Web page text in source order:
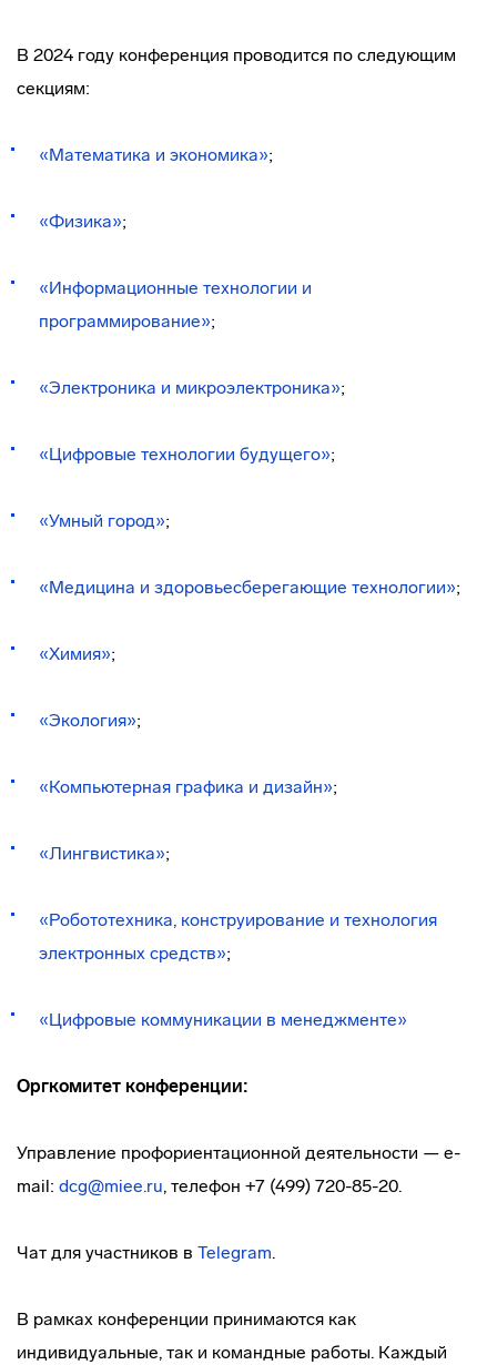
В 2024 году конференция проводится по следующим
секциям:
«Математика и экономика»;
«Физика»;
«Информационные технологии и
программирование»;
«Электроника и микроэлектроника»;
«Цифровые технологии будущего»;
«Умный город»;
«Медицина и здоровьесберегающие технологии»;
«Химия»;
«Экология»;
«Компьютерная графика и дизайн»;
«Лингвистика»;
«Робототехника, конструирование и технология
электронных средств»;
«Цифровые коммуникации в менеджменте»
Оргкомитет конференции:
Управление профориентационной деятельности — e-
mail: dcg@miee.ru, телефон +7 (499) 720-85-20.
Чат для участников в Telegram.
В рамках конференции принимаются как
индивидуальные, так и командные работы. Каждый